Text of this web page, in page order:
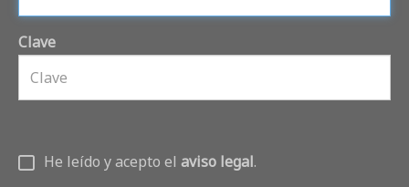
Clave
He leído y acepto el aviso legal.